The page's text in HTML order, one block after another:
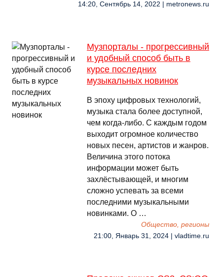
14:20, Сентябрь 14, 2022 | metronews.ru
Музпорталы - прогрессивный
и удобный способ быть в
курсе последних
музыкальных новинок
В эпоху цифровых технологий,
музыка стала более доступной,
чем когда-либо. С каждым годом
выходит огромное количество
новых песен, артистов и жанров.
Величина этого потока
информации может быть
захлёстывающей, и многим
сложно успевать за всеми
последними музыкальными
новинками. О …
Общество, регионы
21:00, Январь 31, 2024 | vladtime.ru